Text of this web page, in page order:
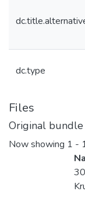
dc.type
Files
Original bundle
Now showing 1 -